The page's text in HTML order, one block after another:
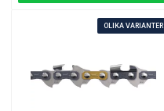
OLIKA VARIANTER